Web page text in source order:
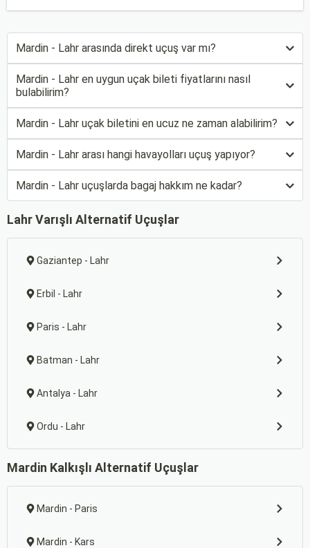
Mardin - Lahr arasında direkt uçuş var mı?
Mardin - Lahr en uygun uçak bileti fiyatlarını nasıl
bulabilirim?
Mardin - Lahr uçak biletini en ucuz ne zaman alabilirim?
Mardin - Lahr arası hangi havayolları uçuş yapıyor?
Mardin - Lahr uçuşlarda bagaj hakkım ne kadar?
Lahr Varışlı Alternatif Uçuşlar
Gaziantep - Lahr
Erbil - Lahr
Paris - Lahr
Batman - Lahr
Antalya - Lahr
Ordu - Lahr
Mardin Kalkışlı Alternatif Uçuşlar
Mardin - Paris
Mardin - Kars